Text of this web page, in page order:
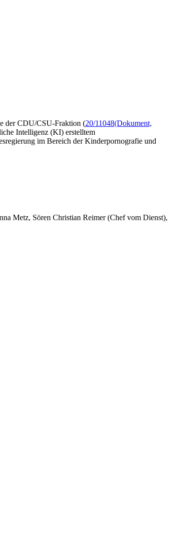
der CDU/CSU-Fraktion (20/11048(Dokument,
Intelligenz (KI) erstelltem
im Bereich der Kinderpornografie und
Metz, Sören Christian Reimer (Chef vom Dienst),